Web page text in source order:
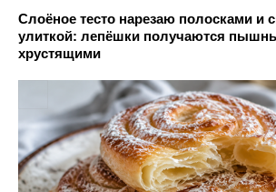
Слоёное тесто нарезаю полосками и
улиткой: лепёшки получаются
хрустящими